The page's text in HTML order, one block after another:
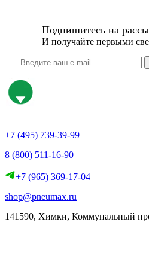
Подпишитесь на
И получайте первыми
+7 (495) 739-39-99
8 (800) 511-16-90
+7 (965) 369-17-04
shop@pneumax.ru
141590, Химки, Коммунальный